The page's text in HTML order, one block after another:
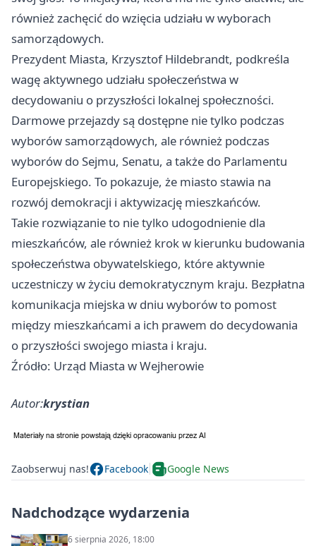
również zachęcić do wzięcia udziału w wyborach
samorządowych.
Prezydent Miasta, Krzysztof Hildebrandt, podkreśla
wagę aktywnego udziału społeczeństwa w
decydowaniu o przyszłości lokalnej społeczności.
Darmowe przejazdy są dostępne nie tylko podczas
wyborów samorządowych, ale również podczas
wyborów do Sejmu, Senatu, a także do Parlamentu
Europejskiego. To pokazuje, że miasto stawia na
rozwój demokracji i aktywizację mieszkańców.
Takie rozwiązanie to nie tylko udogodnienie dla
mieszkańców, ale również krok w kierunku budowania
społeczeństwa obywatelskiego, które aktywnie
uczestniczy w życiu demokratycznym kraju. Bezpłatna
komunikacja miejska w dniu wyborów to pomost
między mieszkańcami a ich prawem do decydowania
o przyszłości swojego miasta i kraju.
Źródło: Urząd Miasta w Wejherowie
Autor:krystian
Zaobserwuj nas! Facebook Google News
Nadchodzące wydarzenia
6 sierpnia 2026, 18:00